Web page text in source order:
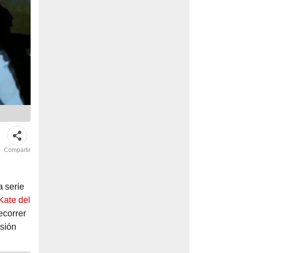
Compartir
serie
del